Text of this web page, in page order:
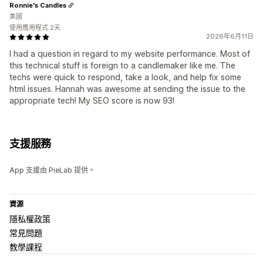
2026年6月11日
I had a question in regard to my website performance. Most of
this technical stuff is foreign to a candlemaker like me. The
techs were quick to respond, take a look, and help fix some
html issues. Hannah was awesome at sending the issue to the
appropriate tech! My SEO score is now 93!
Ronnie's Candles
美國
使用應用程式 2天
支援服務
App 支援由 PieLab 提供。
資源
隱私權政策
常見問題
教學課程